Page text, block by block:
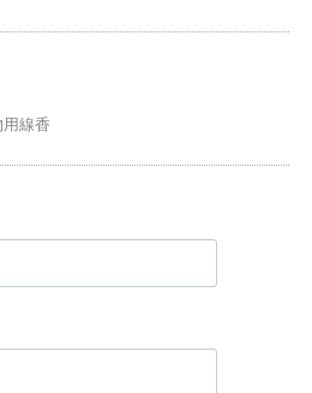
用線香